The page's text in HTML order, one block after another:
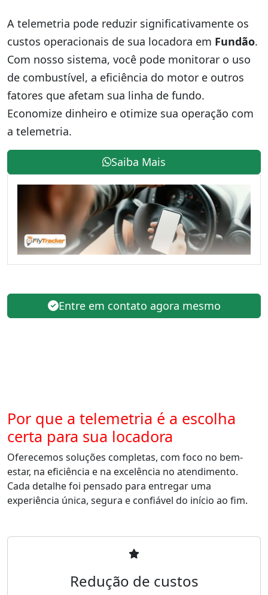
A telemetria pode reduzir significativamente os
custos operacionais de sua locadora em Fundão.
Com nosso sistema, você pode monitorar o uso
de combustível, a eficiência do motor e outros
fatores que afetam sua linha de fundo.
Economize dinheiro e otimize sua operação com
a telemetria.
Saiba Mais
Entre em contato agora mesmo
Por que a telemetria é a escolha
certa para sua locadora
Oferecemos soluções completas, com foco no bem-
estar, na eficiência e na excelência no atendimento.
Cada detalhe foi pensado para entregar uma
experiência única, segura e confiável do início ao fim.
Redução de custos